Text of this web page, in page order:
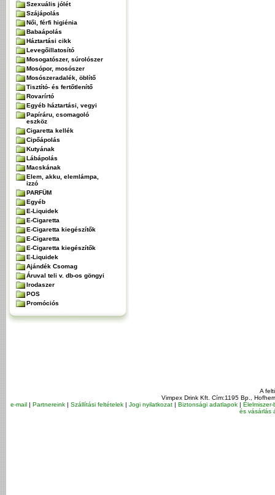
Szexuális jólét
Szájápolás
Női, férfi higiénia
Babaápolás
Háztartási cikk
Levegőillatosító
Mosogatószer, súrolószer
Mosópor, mosószer
Mosószeradalék, öblítő
Tisztító- és fertőtlenítő
Rovarírtó
Egyéb háztartási, vegyi
Papíráru, csomagoló
eszköz
Cigaretta kellék
Cipőápolás
Kutyának
Lábápolás
Macskának
Elem, akku, elemlámpa,
izzó
PARFÜM
Egyéb
E-Liquidek
E-Cigaretta
E-Cigaretta kiegészítők
E-Cigaretta
E-Cigaretta kiegészítők
E-Liquidek
Ajándék Csomag
Áruval teli v. db-os göngyi
Irodaszer
POS
Promóciós
A
Vimpex Drink Kft. Cím:1195 Bp.,
e-mail| Partnereink| Szállítási feltételek| Jogi nyilatkozat| Biztonsági adatlapok|
és vásárlás